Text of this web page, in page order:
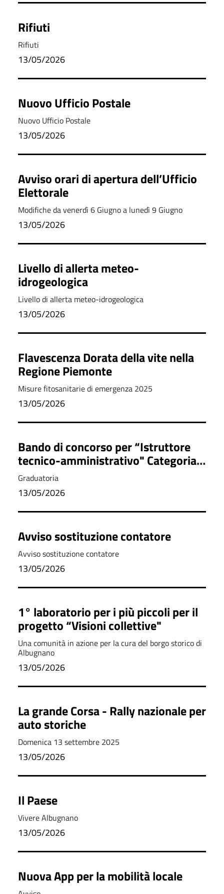
Rifiuti
Rifiuti
13/05/2026
Nuovo Ufficio Postale
Nuovo Ufficio Postale
13/05/2026
Avviso orari di apertura dell’Ufficio
Elettorale
Modifiche da venerdì 6 Giugno a lunedì 9 Giugno
13/05/2026
Livello di allerta meteo-
idrogeologica
Livello di allerta meteo-idrogeologica
13/05/2026
Flavescenza Dorata della vite nella
Regione Piemonte
Misure fitosanitarie di emergenza 2025
13/05/2026
Bando di concorso per “Istruttore
tecnico-amministrativo" Categoria
C, posizione economica C1
Graduatoria
13/05/2026
Avviso sostituzione contatore
Avviso sostituzione contatore
13/05/2026
1° laboratorio per i più piccoli per il
progetto “Visioni collettive"
Una comunità in azione per la cura del borgo storico di
Albugnano
13/05/2026
La grande Corsa - Rally nazionale per
auto storiche
Domenica 13 settembre 2025
13/05/2026
Il Paese
Vivere Albugnano
13/05/2026
Nuova App per la mobilità locale